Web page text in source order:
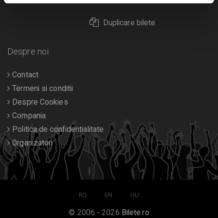
Duplicare bilete
Despre noi
Contact
Termeni si conditii
Despre Cookies
Compania
Politica de confidentialitate
Organizatori
RO EN HU
© 2006 - 2026 Bilete.ro